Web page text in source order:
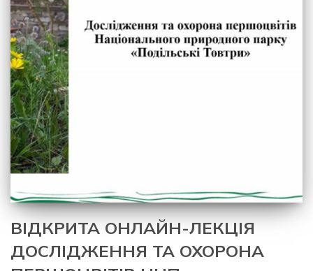
ВІДКРИТА ОНЛАЙН-ЛЕКЦІЯ
ДОСЛІДЖЕННЯ ТА ОХОРОНА